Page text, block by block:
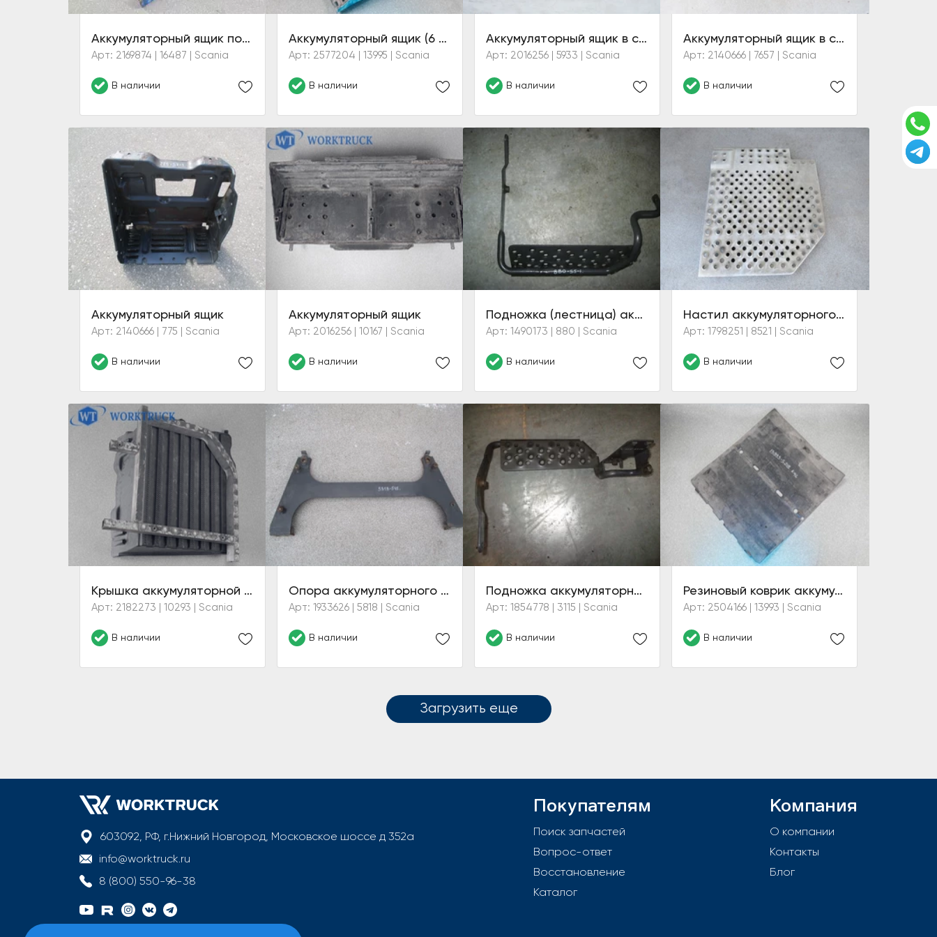
Аккумуляторный ящик под двойной аккумулятор
Арт: 2169874 | 16487 | Scania
В наличии
Аккумуляторный ящик (6 серия)
Арт: 2577204 | 13995 | Scania
В наличии
Аккумуляторный ящик в сборе
Арт: 2016256 | 5933 | Scania
В наличии
Аккумуляторный ящик в сборе с кронштейном
Арт: 2140666 | 7657 | Scania
В наличии
Аккумуляторный ящик
Арт: 2140666 | 775 | Scania
В наличии
Аккумуляторный ящик
Арт: 2016256 | 10167 | Scania
В наличии
Подножка (лестница) аккумуляторного ящика
Арт: 1490173 | 880 | Scania
В наличии
Настил аккумуляторного ящика
Арт: 1798251 | 8521 | Scania
В наличии
Крышка аккумуляторной батареи с кронштейном
Арт: 2182273 | 10293 | Scania
В наличии
Опора аккумуляторного ящика
Арт: 1933626 | 5818 | Scania
В наличии
Подножка аккумуляторного ящика
Арт: 1854778 | 3115 | Scania
В наличии
Резиновый коврик аккумуляторного ящика (6 серия)
Арт: 2504166 | 13993 | Scania
В наличии
Загрузить еще
603092, РФ, г.Нижний Новгород, Московское шоссе д 352а
info@worktruck.ru
8 (800) 550-96-38
Покупателям
Поиск запчастей
Вопрос-ответ
Восстановление
Каталог
Компания
О компании
Контакты
Блог